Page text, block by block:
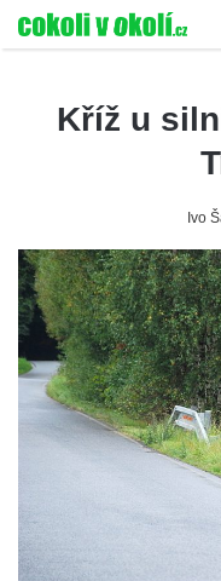
Kříž u
Ivo